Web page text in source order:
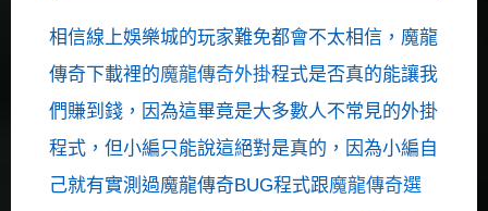
相信線上娛樂城的玩家難免都會不太相信，魔龍
傳奇下載裡的魔龍傳奇外掛程式是否真的能讓我
們賺到錢，因為這畢竟是大多數人不常見的外掛
程式，但小編只能說這絕對是真的，因為小編自
己就有實測過魔龍傳奇BUG程式跟魔龍傳奇選